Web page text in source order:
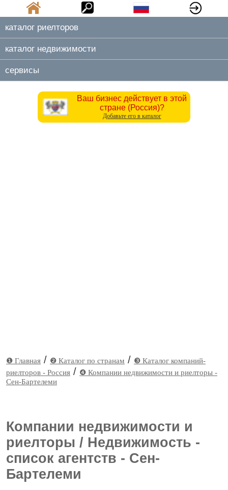
каталог риелторов
каталог недвижимости
сервисы
Ваш бизнес действует в этой
стране (Россия)?
Добавьте его в каталог
❶ Главная / ❷ Каталог по странам / ❸ Каталог компаний-
риелторов - Россия / ❹ Компании недвижимости и риелторы -
Сен-Бартелеми
Компании недвижимости и
риелторы / Недвижимость -
список агентств - Сен-
Бартелеми